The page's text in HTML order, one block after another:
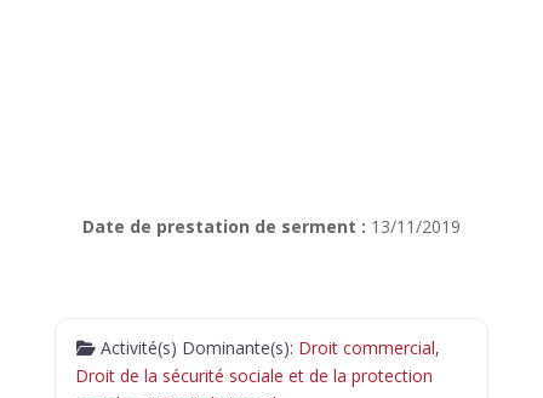
Date de prestation de serment : 13/11/2019
Activité(s) Dominante(s): Droit commercial,
Droit de la sécurité sociale et de la protection